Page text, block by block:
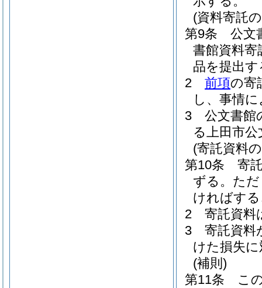
(資料寄託
第9条
公文
書館資料寄
品を提出
2
前項の寄
し、事情
3
公文書館
る上田市
(寄託資料
第10条
寄
ずる。 た
ければす
2
寄託資料
3
寄託資料
けた損失
(補則)
第11条
こ